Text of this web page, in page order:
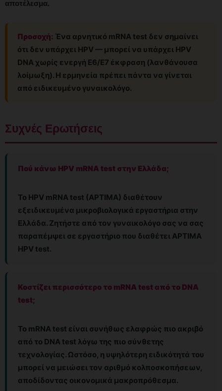
αποτέλεσμα.
Προσοχή: Ένα αρνητικό mRNA test δεν σημαίνει
ότι δεν υπάρχει HPV — μπορεί να υπάρχει HPV
DNA χωρίς ενεργή E6/E7 έκφραση (λανθάνουσα
λοίμωξη). Η ερμηνεία πρέπει πάντα να γίνεται
από ειδικευμένο γυναικολόγο.
Συχνές Ερωτήσεις
Πού κάνω HPV mRNA test στην Ελλάδα;
Το HPV mRNA test (APTIMA) διαθέτουν
εξειδικευμένα μικροβιολογικά εργαστήρια στην
Ελλάδα. Ζητήστε από τον γυναικολόγο σας να σας
παραπέμψει σε εργαστήριο που διαθέτει APTIMA
HPV test.
Κοστίζει περισσότερο το mRNA test από το DNA
test;
Το mRNA test είναι συνήθως ελαφρώς πιο ακριβό
από το DNA test λόγω της πιο σύνθετης
τεχνολογίας. Ωστόσο, η υψηλότερη ειδικότητά του
μπορεί να μειώσει τον αριθμό κολποσκοπήσεων,
αποδίδοντας οικονομικά μακροπρόθεσμα.